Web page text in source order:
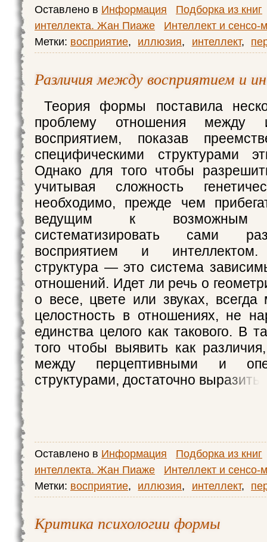
Оставлено в Информация
Подборка из книг
интеллекта. Жан Пиаже
Интеллект и
Метки: восприятие, иллюзия, интеллект,
Различия между восприятием и
Теория формы поставила
проблему отношения между
восприятием, показав
специфическими структурами
Однако для того чтобы
учитывая сложность
необходимо, прежде чем
ведущим к возможным
систематизировать сами
восприятием и интеллектом.
структура — это система
отношений. Идет ли речь о
о весе, цвете или звуках,
целостность в отношениях, не
единства целого как такового. В
того чтобы выявить как
между перцептивными и
структурами, достаточно выразить
Оставлено в Информация
Подборка из книг
интеллекта. Жан Пиаже
Интеллект и
Метки: восприятие, иллюзия, интеллект,
Критика психологии формы